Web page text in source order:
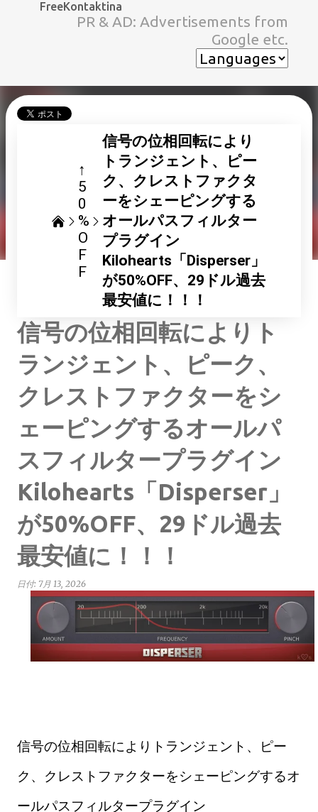
スキップしてメイン コンテンツに移動
FreeKontaktina
PR & AD: Advertisements from
Google etc.
↑
5
0
%
O
F
F
信号の位相回転により
トランジェント、ピー
ク、クレストファクタ
ーをシェーピングする
オールパスフィルター
プラグイン
Kilohearts「Disperser」
が50%OFF、29ドル過去
最安値に！！！
信号の位相回転によりト
ランジェント、ピーク、
クレストファクターをシ
ェーピングするオールパ
スフィルタープラグイン
Kilohearts「Disperser」
が50%OFF、29ドル過去
最安値に！！！
日付: 7月 13, 2026
信号の位相回転によりトランジェント、ピー
ク、クレストファクターをシェーピングするオ
ールパスフィルタープラグイン